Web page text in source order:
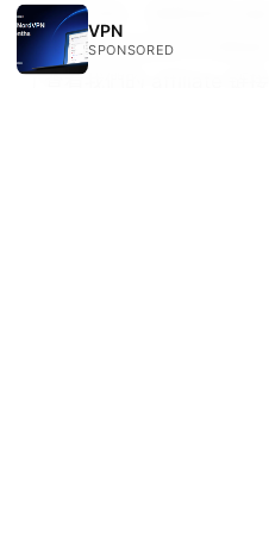
速找到答案。需要我把这
格式，或增加更多实测数
了查看我們的 affiliate 链接
VPN
SPONSORED